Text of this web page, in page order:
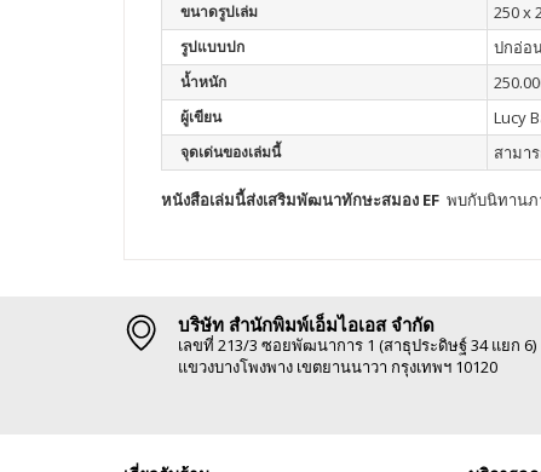
ขนาดรูปเล่ม 250 x
รูปแบบปก ปกอ่อ
น้ำหนัก
ผู้เขียน Lucy
จุดเด่นของเล่มนี้ สามา
หนังสือเล่มนี้ส่งเสริมพัฒนาทักษะสมอง EF พบกับนิทานภ
บริษัท สำนักพิมพ์เอ็มไอเอส จำกัด
เลขที่ 213/3 ซอยพัฒนาการ 1 (สาธุประดิษฐ์ 34 แยก 6)
แขวงบางโพงพาง เขตยานนาวา กรุงเทพฯ 10120